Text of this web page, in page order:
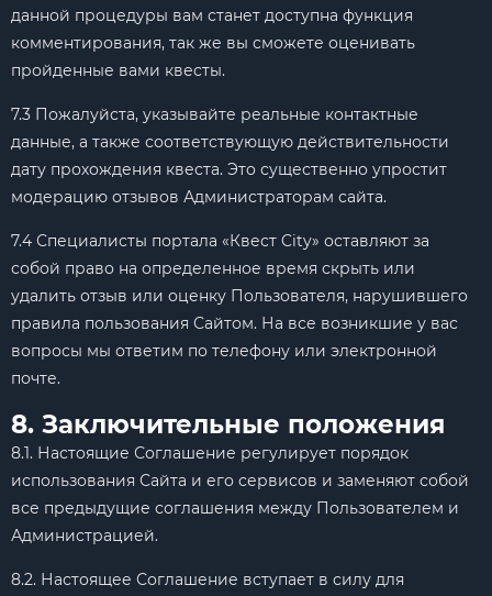
данной процедуры вам станет доступна функция
комментирования, так же вы сможете оценивать
пройденные вами квесты.
7.3 Пожалуйста, указывайте реальные контактные
данные, а также соответствующую действительности
дату прохождения квеста. Это существенно упростит
модерацию отзывов Администраторам сайта.
7.4 Специалисты портала «Квест City» оставляют за
собой право на определенное время скрыть или
удалить отзыв или оценку Пользователя, нарушившего
правила пользования Сайтом. На все возникшие у вас
вопросы мы ответим по телефону или электронной
почте.
8. Заключительные положения
8.1. Настоящие Соглашение регулирует порядок
использования Сайта и его сервисов и заменяют собой
все предыдущие соглашения между Пользователем и
Администрацией.
8.2. Настоящее Соглашение вступает в силу для